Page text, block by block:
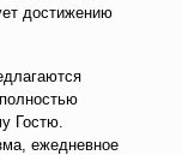
достижению
Гостю.
ежедневное